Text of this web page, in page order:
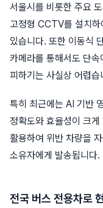
서울시를 비롯한 주요
고정형 CCTV를 설치
있습니다. 또한 이동식
카메라를 통해서도 단
피하기는 사실상 어렵습
특히 최근에는 AI 기반
정확도와 효율성이 크
활용하여 위반 차량을
소유자에게 발송됩니다.
전국 버스 전용차로